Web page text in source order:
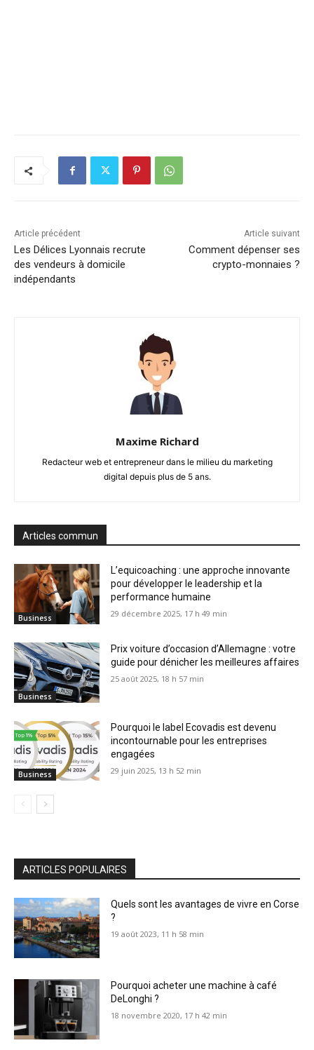
Article précédent
Les Délices Lyonnais recrute
des vendeurs à domicile
indépendants
Article suivant
Comment dépenser ses
crypto-monnaies ?
Maxime Richard
Redacteur web et entrepreneur dans le milieu du marketing
digital depuis plus de 5 ans.
Articles commun
Business
L’equicoaching : une approche innovante
pour développer le leadership et la
performance humaine
29 décembre 2025, 17 h 49 min
Business
Prix voiture d’occasion d’Allemagne : votre
guide pour dénicher les meilleures affaires
25 août 2025, 18 h 57 min
Business
Pourquoi le label Ecovadis est devenu
incontournable pour les entreprises
engagées
29 juin 2025, 13 h 52 min
ARTICLES POPULAIRES
Quels sont les avantages de vivre en Corse
?
19 août 2023, 11 h 58 min
Pourquoi acheter une machine à café
DeLonghi ?
18 novembre 2020, 17 h 42 min